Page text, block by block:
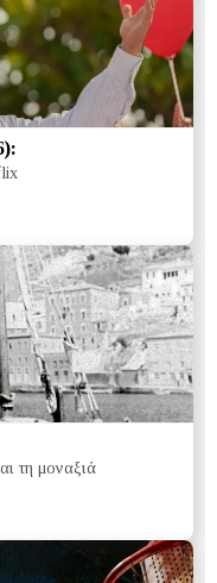
τη μοναξιά